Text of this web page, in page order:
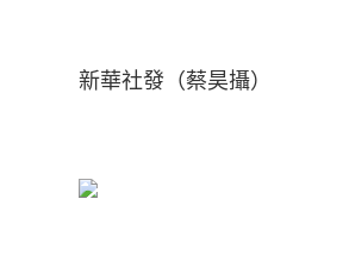
新華社發（蔡昊攝）